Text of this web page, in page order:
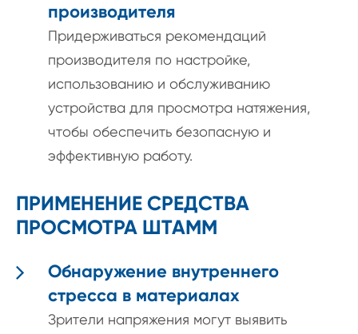
производителя
Придерживаться рекомендаций
производителя по настройке,
использованию и обслуживанию
устройства для просмотра натяжения,
чтобы обеспечить безопасную и
эффективную работу.
ПРИМЕНЕНИЕ СРЕДСТВА
ПРОСМОТРА ШТАММ
Обнаружение внутреннего
стресса в материалах
Зрители напряжения могут выявить